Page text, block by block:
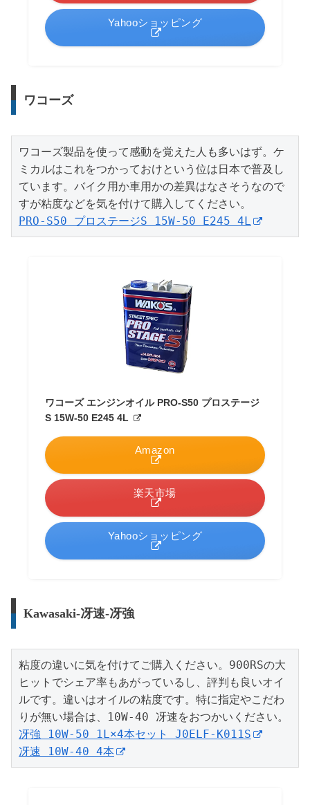
Yahooショッピング
ワコーズ
ワコーズ製品を使って感動を覚えた人も多いはず。ケ
ミカルはこれをつかっておけという位は日本で普及し
ています。バイク用か車用かの差異はなさそうなので
PRO-S50 プロステージS 15W-50 E245 4L
ワコーズ エンジンオイル PRO-S50 プロステージ
S 15W-50 E245 4L
Amazon
楽天市場
Yahooショッピング
Kawasaki-冴速-冴強
粘度の違いに気を付けてご購入ください。900RSの大
ヒットでシェア率もあがっているし、評判も良いオイ
ルです。違いはオイルの粘度です。特に指定やこだわ
冴強 10W-50 1L×4本セット J0ELF-K011S
冴速 10W-40 4本